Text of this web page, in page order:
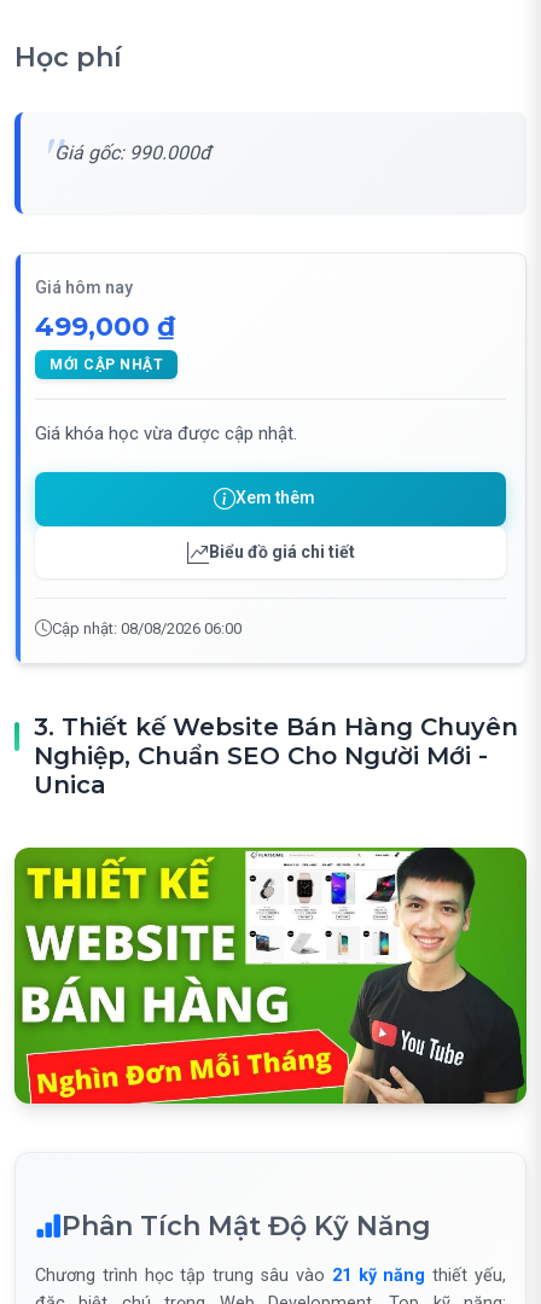
Học phí
Giá gốc: 990.000đ
Giá hôm nay
499,000 ₫
MỚI CẬP NHẬT
Giá khóa học vừa được cập nhật.
Xem thêm
Biểu đồ giá chi tiết
Cập nhật: 08/08/2026 06:00
3. Thiết kế Website Bán Hàng Chuyên
Nghiệp, Chuẩn SEO Cho Người Mới -
Unica
Phân Tích Mật Độ Kỹ Năng
Chương trình học tập trung sâu vào 21 kỹ năng thiết yếu,